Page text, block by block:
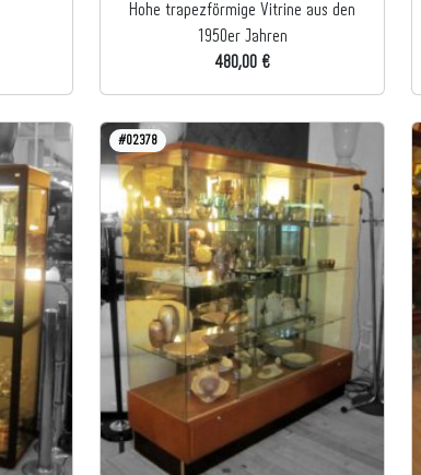
Hohe trapezförmige Vitrine aus den
1950er Jahren
480,00 €
#02378